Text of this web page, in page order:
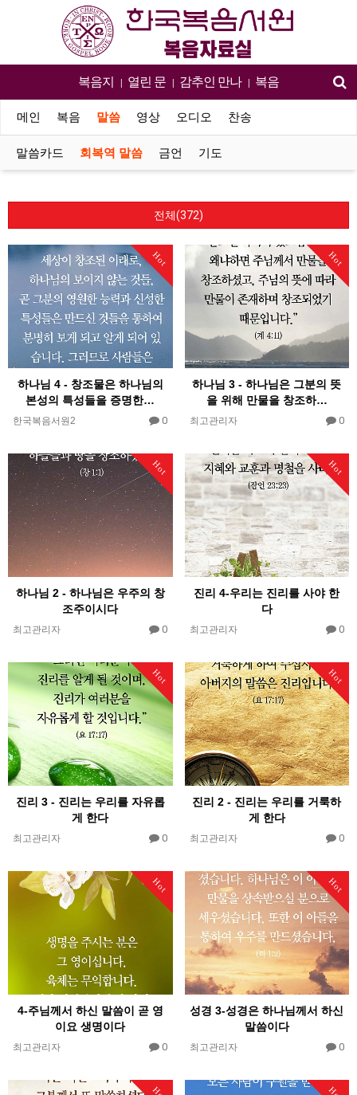
복음지 | 열린 문 | 감추인 만나 | 복음
메인 복음 말씀 영상 오디오 찬송
말씀카드 회복역 말씀 금언 기도
전체(372)
Hot
하나님 4 - 창조물은 하나님의
본성의 특성들을 증명한…
한국복음서원2 0
Hot
하나님 3 - 하나님은 그분의 뜻
을 위해 만물을 창조하…
최고관리자 0
Hot
하나님 2 - 하나님은 우주의 창
조주이시다
최고관리자 0
Hot
진리 4-우리는 진리를 사야 한
다
최고관리자 0
Hot
진리 3 - 진리는 우리를 자유롭
게 한다
최고관리자 0
Hot
진리 2 - 진리는 우리를 거룩하
게 한다
최고관리자 0
Hot
4-주님께서 하신 말씀이 곧 영
이요 생명이다
최고관리자 0
Hot
성경 3-성경은 하나님께서 하신
말씀이다
최고관리자 0